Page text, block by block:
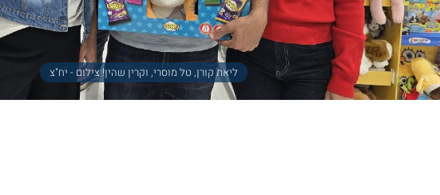
ליאת קורן, טל מוסרי, וקרין שהין! צילום - יח"צ